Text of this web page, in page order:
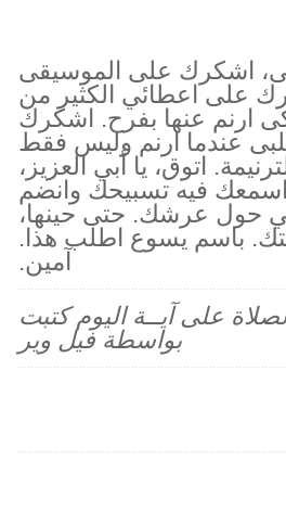
اشكرك على الموسيقى
على اعطائي الكثير من
كى ارنم عنها بفرح. اشكرك
عندما ارنم وليس فقط
اتوق، يا أبي العزيز،
اسمعك فيه تسبيحك وانضم
حول عرشك. حتى حينها،
باسم يسوع اطلب هذا.
آمين.
على آيــة اليوم كتبت
بواسطة فيل وير